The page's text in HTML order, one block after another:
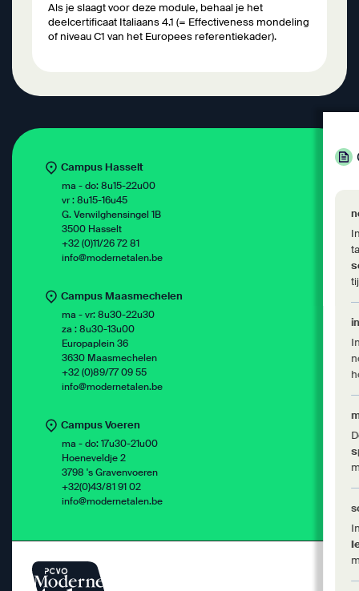
Als je slaagt voor deze module, behaal je het
deelcertificaat Italiaans 4.1 (= Effectiveness mondeling
of niveau C1 van het Europees referentiekader).
Campus Hasselt
ma - do: 8u15-22u00
vr : 8u15-16u45
G. Verwilghensingel 1B
3500 Hasselt
+32 (0)11/26 72 81
info@modernetalen.be
Campus Maasmechelen
ma - vr: 8u30-22u30
za : 8u30-13u00
Europaplein 36
3630 Maasmechelen
+32 (0)89/77 09 55
info@modernetalen.be
Campus Voeren
ma - do: 17u30-21u00
Hoeneveldje 2
3798 's Gravenvoeren
+32(0)43/81 91 02
info@modernetalen.be